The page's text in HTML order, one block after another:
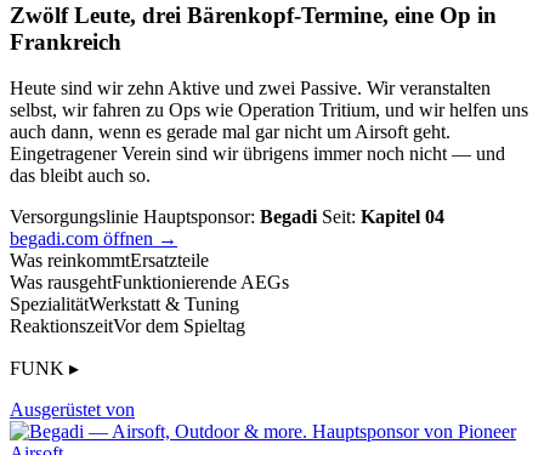
Zwölf Leute, drei Bärenkopf-Termine, eine Op in
Frankreich
Heute sind wir zehn Aktive und zwei Passive. Wir veranstalten
selbst, wir fahren zu Ops wie Operation Tritium, und wir helfen uns
auch dann, wenn es gerade mal gar nicht um Airsoft geht.
Eingetragener Verein sind wir übrigens immer noch nicht — und
das bleibt auch so.
Versorgungslinie Hauptsponsor: Begadi Seit: Kapitel 04
begadi.com öffnen →
Was reinkommtErsatzteile
Was rausgehtFunktionierende AEGs
SpezialitätWerkstatt & Tuning
ReaktionszeitVor dem Spieltag
FUNK ▸
Ausgerüstet von